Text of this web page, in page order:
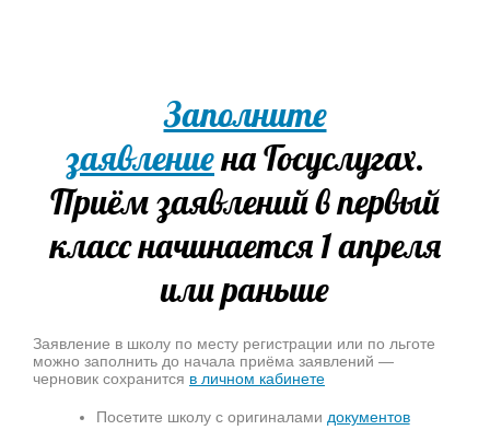
Заполните
заявлениена Госуслугах.
Приём заявлений в первый
класс начинается 1 апреля
или раньше
Заявление в школу по месту регистрации или по льготе
можно заполнить до начала приёма заявлений —
черновик сохранится в личном кабинете
Посетите школу с оригиналами документов